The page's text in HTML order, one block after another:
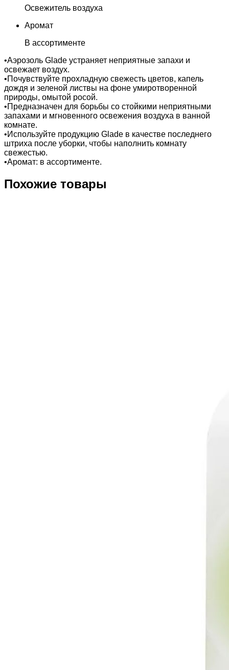
Освежитель воздуха
Аромат
В ассортименте
•Аэрозоль Glade устраняет неприятные запахи и
освежает воздух.
•Почувствуйте прохладную свежесть цветов, капель
дождя и зеленой листвы на фоне умиротворенной
природы, омытой росой.
•Предназначен для борьбы со стойкими неприятными
запахами и мгновенного освежения воздуха в ванной
комнате.
•Используйте продукцию Glade в качестве последнего
штриха после уборки, чтобы наполнить комнату
свежестью.
•Аромат: в ассортименте.
Похожие товары